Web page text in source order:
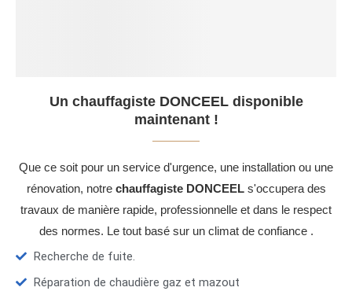
Un chauffagiste DONCEEL disponible
maintenant !
Que ce soit pour un service d'urgence, une installation ou une
rénovation, notre chauffagiste DONCEELs'occupera des
travaux de manière rapide, professionnelle et dans le respect
des normes. Le tout basé sur un climat de confiance .
Recherche de fuite.
Réparation de chaudière gaz et mazout